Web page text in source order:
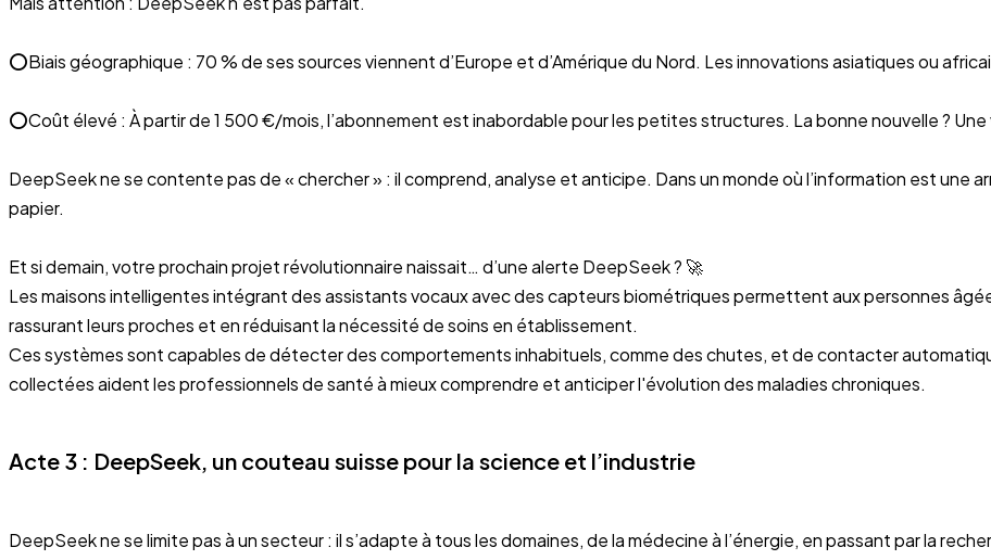
⭕️Biais géographique : 70 % de ses sources viennent d’Europe et d’Amérique du Nord. Les innovations asiatiques ou
⭕️Coût élevé : À partir de 1 500 €/mois, l’abonnement est inabordable pour les petites structures. La bonne nouvelle ?
DeepSeek ne se contente pas de « chercher » : il comprend, analyse et anticipe. Dans un monde où l’information est une
papier.
Et si demain, votre prochain projet révolutionnaire naissait… d’une alerte DeepSeek ? 🚀
Les maisons intelligentes intégrant des assistants vocaux avec des capteurs biométriques permettent aux personnes
rassurant leurs proches et en réduisant la nécessité de soins en établissement.
Ces systèmes sont capables de détecter des comportements inhabituels, comme des chutes, et de contacter
collectées aident les professionnels de santé à mieux comprendre et anticiper l'évolution des maladies chroniques.
Acte 3 : DeepSeek, un couteau suisse pour la science et l’industrie
DeepSeek ne se limite pas à un secteur : il s’adapte à tous les domaines, de la médecine à l’énergie, en passant par la